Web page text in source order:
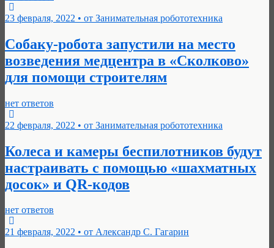
23 февраля, 2022 • от Занимательная робототехника
Собаку-робота запустили на место
возведения медцентра в «Сколково»
для помощи строителям
нет ответов
22 февраля, 2022 • от Занимательная робототехника
Колеса и камеры беспилотников будут
настраивать с помощью «шахматных
досок» и QR-кодов
нет ответов
21 февраля, 2022 • от Александр С. Гагарин